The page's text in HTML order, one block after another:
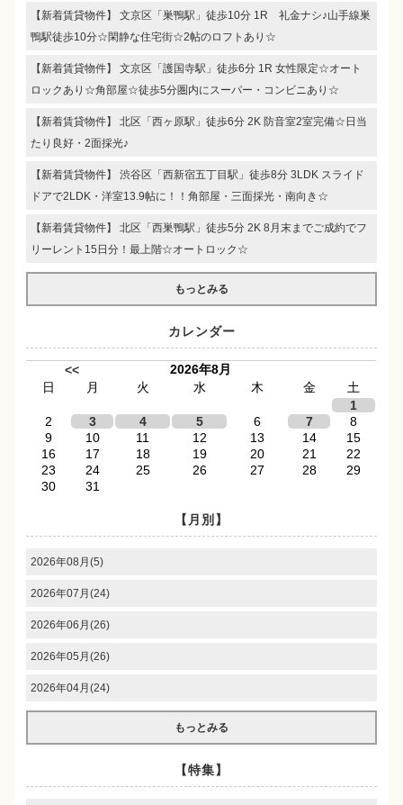
【新着賃貸物件】 文京区「巣鴨駅」徒歩10分 1R 礼金ナシ♪山手線巣
鴨駅徒歩10分☆閑静な住宅街☆2帖のロフトあり☆
【新着賃貸物件】 文京区「護国寺駅」徒歩6分 1R 女性限定☆オート
ロックあり☆角部屋☆徒歩5分圏内にスーパー・コンビニあり☆
【新着賃貸物件】 北区「西ヶ原駅」徒歩6分 2K 防音室2室完備☆日当
たり良好・2面採光♪
【新着賃貸物件】 渋谷区「西新宿五丁目駅」徒歩8分 3LDK スライド
ドアで2LDK・洋室13.9帖に！！角部屋・三面採光・南向き☆
【新着賃貸物件】 北区「西巣鴨駅」徒歩5分 2K 8月末までご成約でフ
リーレント15日分！最上階☆オートロック☆
もっとみる
カレンダー
<<
2026年8月
日
月 火 水 木 金
土
1
2
3 4 5 6 7
8
9
10 11 12 13 14
15
16
17 18 19 20 21
22
23
24 25 26 27 28
29
30
31
【月別】
2026年08月(5)
2026年07月(24)
2026年06月(26)
2026年05月(26)
2026年04月(24)
もっとみる
【特集】